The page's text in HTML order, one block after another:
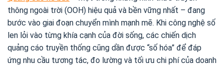
thông ngoài trời (OOH) hiệu quả và bền vững nhất – đang
bước vào giai đoạn chuyển mình mạnh mẽ. Khi công nghệ số
len lỏi vào từng khía cạnh của đời sống, các chiến dịch
quảng cáo truyền thống cũng dần được “số hóa” để đáp
ứng nhu cầu tương tác, đo lường và tối ưu chi phí của doanh